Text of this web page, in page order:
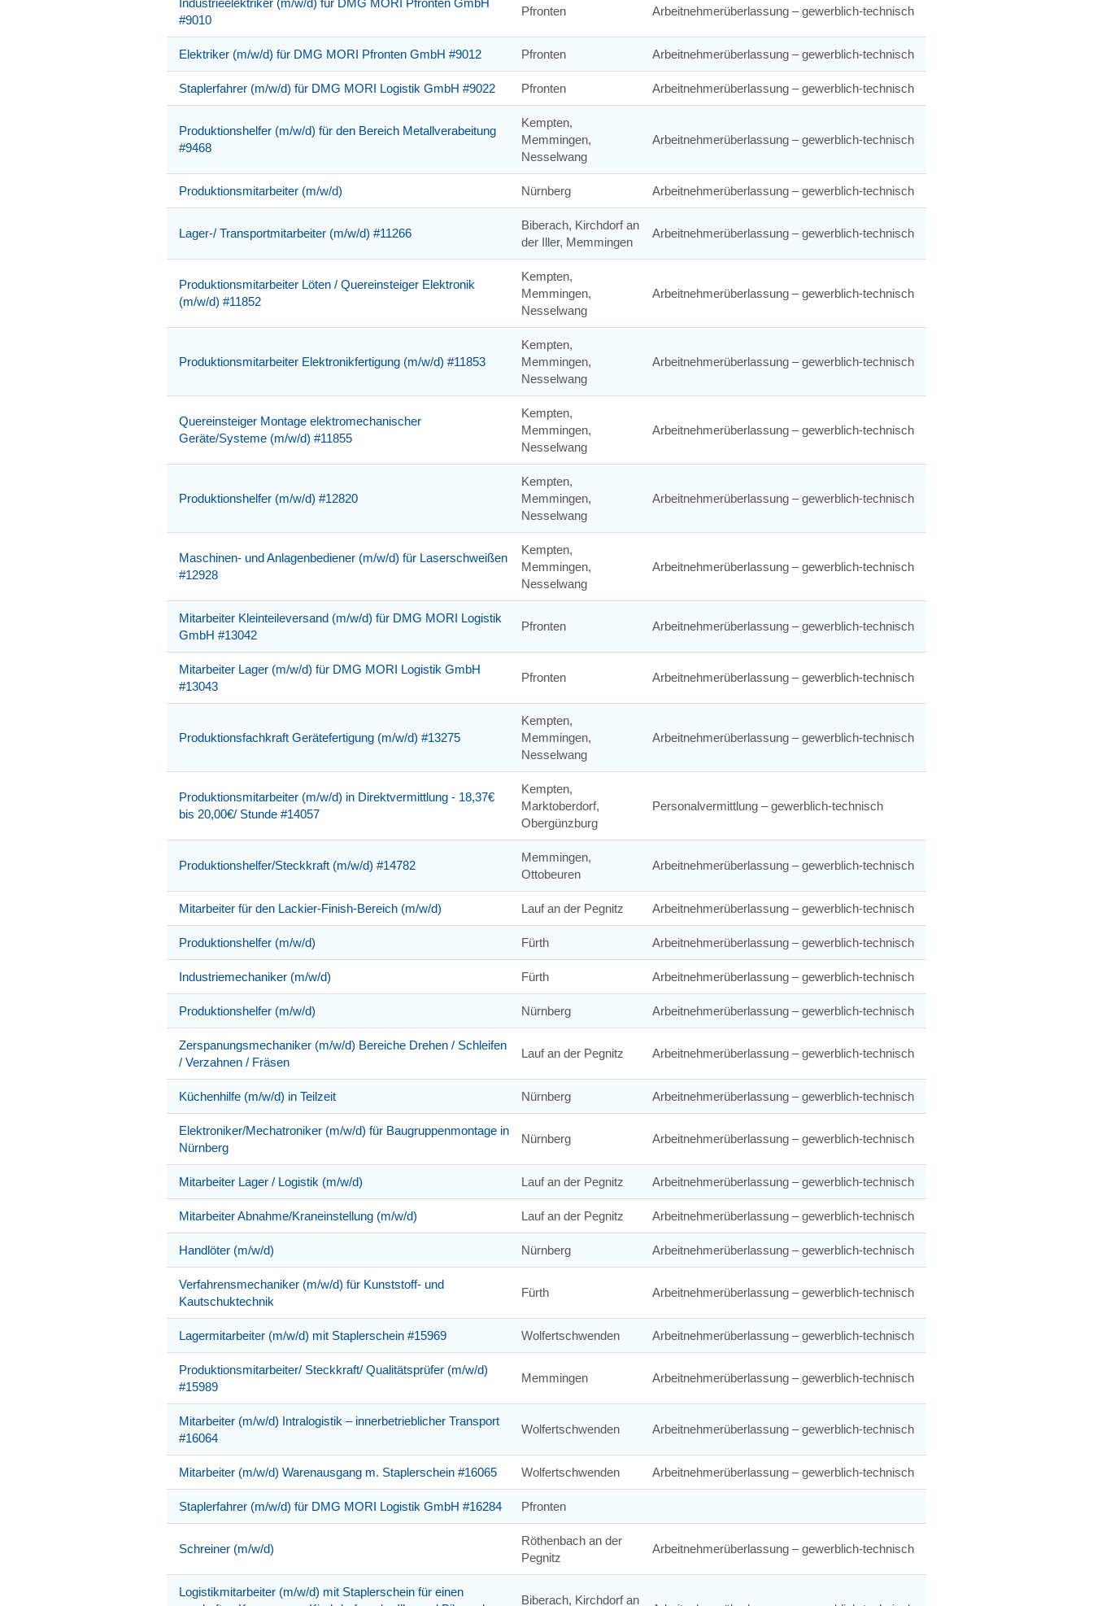
Industrieelektriker (m/w/d) für DMG MORI Pfronten GmbH
#9010
Pfronten Arbeitnehmerüberlassung – gewerblich-technisch
Elektriker (m/w/d) für DMG MORI Pfronten GmbH #9012 Pfronten Arbeitnehmerüberlassung – gewerblich-technisch
Staplerfahrer (m/w/d) für DMG MORI Logistik GmbH #9022 Pfronten Arbeitnehmerüberlassung – gewerblich-technisch
Produktionshelfer (m/w/d) für den Bereich Metallverabeitung
#9468
Kempten,
Memmingen,
Nesselwang
Arbeitnehmerüberlassung – gewerblich-technisch
Produktionsmitarbeiter (m/w/d) Nürnberg Arbeitnehmerüberlassung – gewerblich-technisch
Lager-/ Transportmitarbeiter (m/w/d) #11266
Biberach, Kirchdorf an
der Iller, Memmingen
Arbeitnehmerüberlassung – gewerblich-technisch
Produktionsmitarbeiter Löten / Quereinsteiger Elektronik
(m/w/d) #11852
Kempten,
Memmingen,
Nesselwang
Arbeitnehmerüberlassung – gewerblich-technisch
Produktionsmitarbeiter Elektronikfertigung (m/w/d) #11853
Kempten,
Memmingen,
Nesselwang
Arbeitnehmerüberlassung – gewerblich-technisch
Quereinsteiger Montage elektromechanischer
Geräte/Systeme (m/w/d) #11855
Kempten,
Memmingen,
Nesselwang
Arbeitnehmerüberlassung – gewerblich-technisch
Produktionshelfer (m/w/d) #12820
Kempten,
Memmingen,
Nesselwang
Arbeitnehmerüberlassung – gewerblich-technisch
Maschinen- und Anlagenbediener (m/w/d) für Laserschweißen
#12928
Kempten,
Memmingen,
Nesselwang
Arbeitnehmerüberlassung – gewerblich-technisch
Mitarbeiter Kleinteileversand (m/w/d) für DMG MORI Logistik
GmbH #13042
Pfronten Arbeitnehmerüberlassung – gewerblich-technisch
Mitarbeiter Lager (m/w/d) für DMG MORI Logistik GmbH
#13043
Pfronten Arbeitnehmerüberlassung – gewerblich-technisch
Produktionsfachkraft Gerätefertigung (m/w/d) #13275
Kempten,
Memmingen,
Nesselwang
Arbeitnehmerüberlassung – gewerblich-technisch
Produktionsmitarbeiter (m/w/d) in Direktvermittlung - 18,37€
bis 20,00€/ Stunde #14057
Kempten,
Marktoberdorf,
Obergünzburg
Personalvermittlung – gewerblich-technisch
Produktionshelfer/Steckkraft (m/w/d) #14782
Memmingen,
Ottobeuren
Arbeitnehmerüberlassung – gewerblich-technisch
Mitarbeiter für den Lackier-Finish-Bereich (m/w/d) Lauf an der Pegnitz Arbeitnehmerüberlassung – gewerblich-technisch
Produktionshelfer (m/w/d) Fürth Arbeitnehmerüberlassung – gewerblich-technisch
Industriemechaniker (m/w/d) Fürth Arbeitnehmerüberlassung – gewerblich-technisch
Produktionshelfer (m/w/d) Nürnberg Arbeitnehmerüberlassung – gewerblich-technisch
Zerspanungsmechaniker (m/w/d) Bereiche Drehen / Schleifen
/ Verzahnen / Fräsen
Lauf an der Pegnitz Arbeitnehmerüberlassung – gewerblich-technisch
Küchenhilfe (m/w/d) in Teilzeit Nürnberg Arbeitnehmerüberlassung – gewerblich-technisch
Elektroniker/Mechatroniker (m/w/d) für Baugruppenmontage in
Nürnberg
Nürnberg Arbeitnehmerüberlassung – gewerblich-technisch
Mitarbeiter Lager / Logistik (m/w/d) Lauf an der Pegnitz Arbeitnehmerüberlassung – gewerblich-technisch
Mitarbeiter Abnahme/Kraneinstellung (m/w/d) Lauf an der Pegnitz Arbeitnehmerüberlassung – gewerblich-technisch
Handlöter (m/w/d) Nürnberg Arbeitnehmerüberlassung – gewerblich-technisch
Verfahrensmechaniker (m/w/d) für Kunststoff- und
Kautschuktechnik
Fürth Arbeitnehmerüberlassung – gewerblich-technisch
Lagermitarbeiter (m/w/d) mit Staplerschein #15969 Wolfertschwenden Arbeitnehmerüberlassung – gewerblich-technisch
Produktionsmitarbeiter/ Steckkraft/ Qualitätsprüfer (m/w/d)
#15989
Memmingen Arbeitnehmerüberlassung – gewerblich-technisch
Mitarbeiter (m/w/d) Intralogistik – innerbetrieblicher Transport
#16064
Wolfertschwenden Arbeitnehmerüberlassung – gewerblich-technisch
Mitarbeiter (m/w/d) Warenausgang m. Staplerschein #16065 Wolfertschwenden Arbeitnehmerüberlassung – gewerblich-technisch
Staplerfahrer (m/w/d) für DMG MORI Logistik GmbH #16284 Pfronten
Schreiner (m/w/d)
Röthenbach an der
Pegnitz
Arbeitnehmerüberlassung – gewerblich-technisch
Logistikmitarbeiter (m/w/d) mit Staplerschein für einen
Biberach, Kirchdorf an